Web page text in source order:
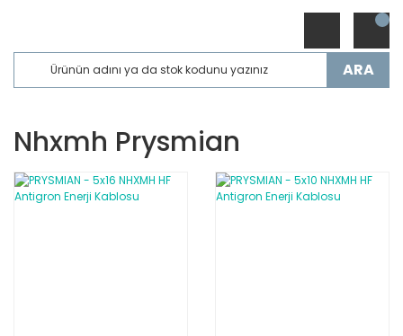
ARA
Nhxmh Prysmian